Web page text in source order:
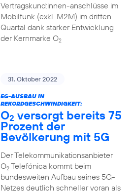
Vertragskund:innen-anschlüsse im
Mobilfunk (exkl. M2M) im dritten
Quartal dank starker Entwicklung
der Kernmarke O2
31. Oktober 2022
5G-AUSBAU IN
REKORDGESCHWINDIGKEIT:
O2 versorgt bereits 75
Prozent der
Bevölkerung mit 5G
Der Telekommunikationsanbieter
O2Telefónica kommt beim
bundesweiten Aufbau seines 5G-
Netzes deutlich schneller voran als